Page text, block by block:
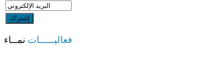
فعاليـــــات نمــاء